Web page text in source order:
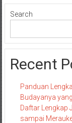
Search
Recent
Panduan
Budayanya
Daftar Lengkap
sampai